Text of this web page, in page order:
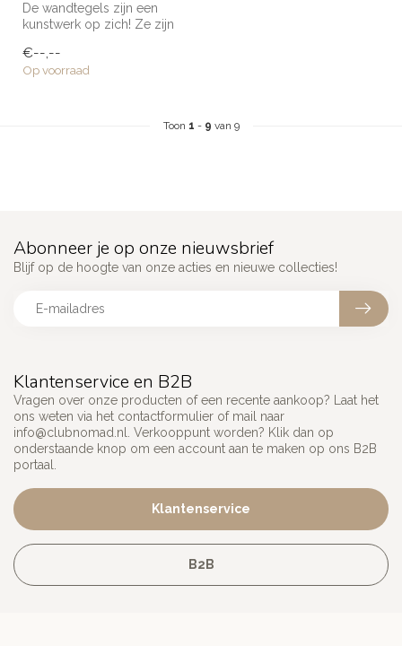
De wandtegels zijn een
kunstwerk op zich! Ze zijn
gemaakt e...
€--,--
Op voorraad
Toon 1 - 9 van 9
Klantenservice en B2B
Vragen over onze producten of een recente aankoop? Laat het
ons weten via het contactformulier of mail naar
info@clubnomad.nl
. Verkooppunt worden? Klik dan op
onderstaande knop om een account aan te maken op ons B2B
portaal.
Klantenservice
B2B
Abonneer je op onze nieuwsbrief
Blijf op de hoogte van onze acties en nieuwe collecties!